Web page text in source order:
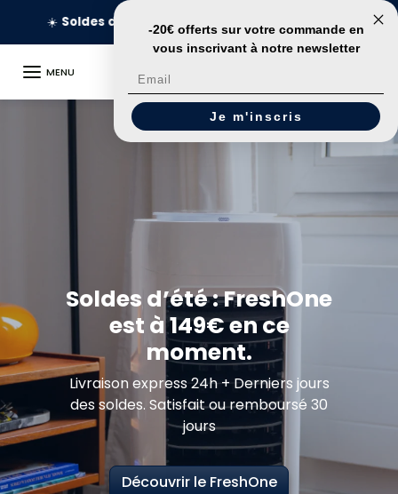
Livraison en 24h
MENU
Soldes d’été : FreshOne
est à 149€ en ce
moment.
Livraison express 24h + Derniers jours
des soldes. Satisfait ou remboursé 30
jours
Découvrir le FreshOne
-20€ offerts sur votre commande en
vous inscrivant à notre newsletter
Email
Je m'inscris